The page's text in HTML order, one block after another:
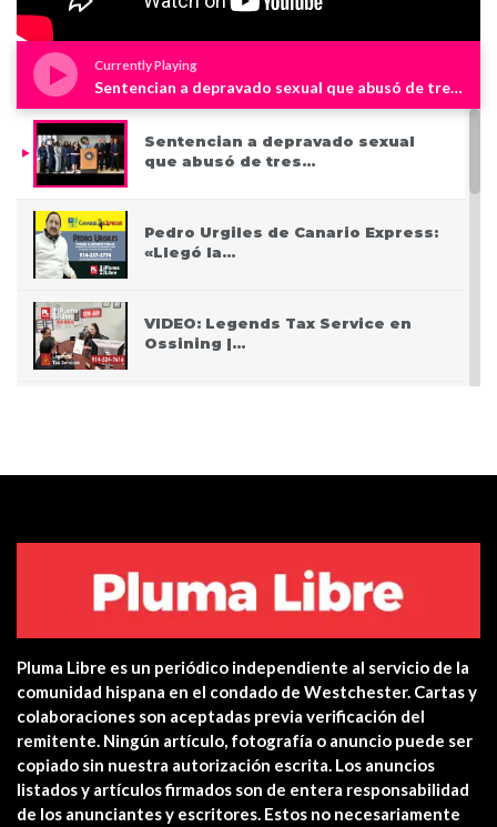
Currently Playing
Sentencian a depravado sexual que abusó de tres niños en Westchester
Sentencian a depravado sexual
que abusó de tres…
Pedro Urgiles de Canario Express:
«Llegó la…
VIDEO: Legends Tax Service en
Ossining |…
Centro de salud de Ossining
integra una…
Yonkers PD Commissioner
encourages Hispanic…
cuidado a quién…
Pluma Libre es un periódico independiente al servicio de la
comunidad hispana en el condado de Westchester. Cartas y
colaboraciones son aceptadas previa verificación del
remitente. Ningún artículo, fotografía o anuncio puede ser
copiado sin nuestra autorización escrita. Los anuncios
listados y artículos firmados son de entera responsabilidad
de los anunciantes y escritores. Estos no necesariamente